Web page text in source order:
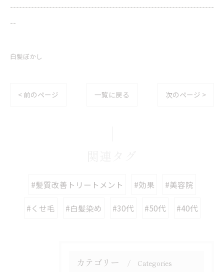
--------------------------------------------------------------------
--
白髪ぼかし
< 前のページ 一覧に戻る 次のページ >
#髪質改善トリートメント #効果 #美容院
#くせ毛 #白髪染め #30代 #50代 #40代
カテゴリー Categories